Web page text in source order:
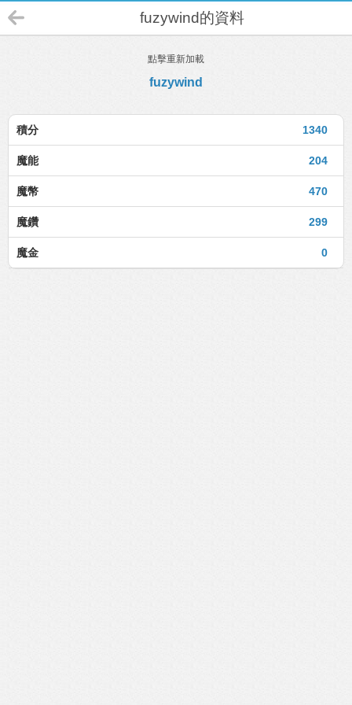
fuzywind的資料
點擊重新加載
fuzywind
1340
積分
204
魔能
470
魔幣
299
魔鑽
0
魔金